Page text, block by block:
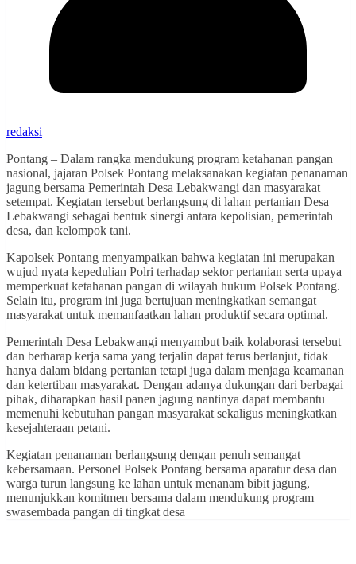
redaksi
Pontang – Dalam rangka mendukung program ketahanan pangan
nasional, jajaran Polsek Pontang melaksanakan kegiatan penanaman
jagung bersama Pemerintah Desa Lebakwangi dan masyarakat
setempat. Kegiatan tersebut berlangsung di lahan pertanian Desa
Lebakwangi sebagai bentuk sinergi antara kepolisian, pemerintah
desa, dan kelompok tani.
Kapolsek Pontang menyampaikan bahwa kegiatan ini merupakan
wujud nyata kepedulian Polri terhadap sektor pertanian serta upaya
memperkuat ketahanan pangan di wilayah hukum Polsek Pontang.
Selain itu, program ini juga bertujuan meningkatkan semangat
masyarakat untuk memanfaatkan lahan produktif secara optimal.
Pemerintah Desa Lebakwangi menyambut baik kolaborasi tersebut
dan berharap kerja sama yang terjalin dapat terus berlanjut, tidak
hanya dalam bidang pertanian tetapi juga dalam menjaga keamanan
dan ketertiban masyarakat. Dengan adanya dukungan dari berbagai
pihak, diharapkan hasil panen jagung nantinya dapat membantu
memenuhi kebutuhan pangan masyarakat sekaligus meningkatkan
kesejahteraan petani.
Kegiatan penanaman berlangsung dengan penuh semangat
kebersamaan. Personel Polsek Pontang bersama aparatur desa dan
warga turun langsung ke lahan untuk menanam bibit jagung,
menunjukkan komitmen bersama dalam mendukung program
swasembada pangan di tingkat desa